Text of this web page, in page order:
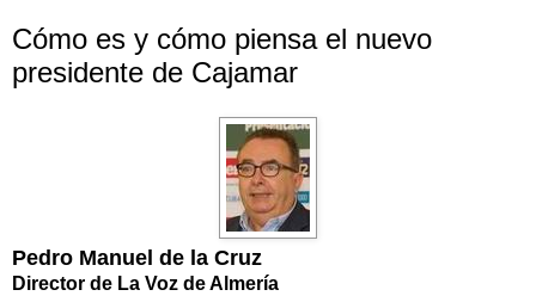
Cómo es y cómo piensa el nuevo
presidente de Cajamar
Pedro Manuel de la Cruz
Director de La Voz de Almería